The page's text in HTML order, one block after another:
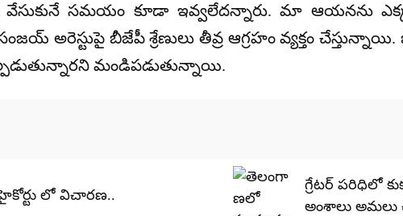
వేసుకునే సమయం కూడా ఇవ్వలేదన్నారు. మా ఆయనను
అరెస్టుపై బీజేపీ శ్రేణులు తీవ్ర ఆగ్రహం వ్యక్తం
మండిపడుతున్నాయి.
లో విచారణ..
గ్రేటర్ పరిధిలో
అంశాలు